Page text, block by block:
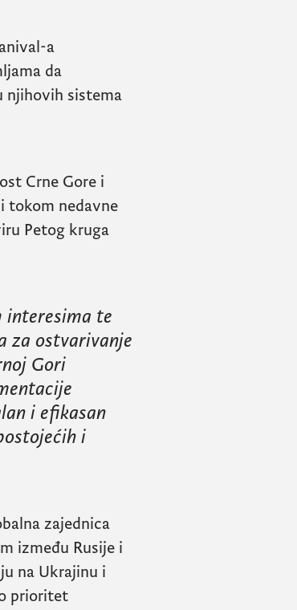
-a
da
njihovih sistema
Crne Gore i
tokom nedavne
Petog kruga
interesima te
za ostvarivanje
Gori
i efikasan
i
zajednica
između Rusije i
na Ukrajinu i
prioritet